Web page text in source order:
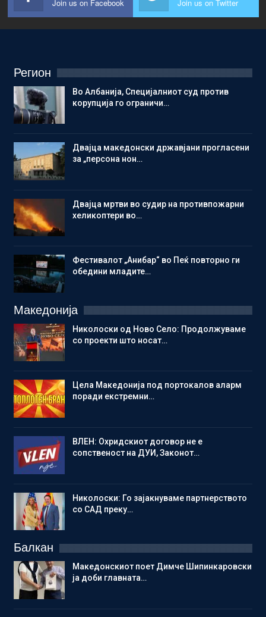
Join us on Facebook Join us on Twitter
Регион
Во Албанија, Специјалниот суд против
корупција го ограничи…
Двајца македонски државјани прогласени
за „персона нон…
Двајца мртви во судир на противпожарни
хеликоптери во…
Фестивалот „Анибар“ во Пеќ повторно ги
обедини младите…
Македонија
Николоски од Ново Село: Продолжуваме
со проекти што носат…
Цела Македонија под портокалов аларм
поради екстремни…
ВЛЕН: Охридскиот договор не е
сопственост на ДУИ, Законот…
Николоски: Го зајакнуваме партнерството
со САД преку…
Балкан
Македонскиот поет Димче Шипинкаровски
ја доби главната…